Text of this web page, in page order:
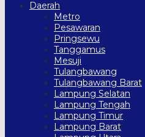
Daerah
Metro
Pesawaran
Pringsewu
Tanggamus
Mesuji
Tulangbawang
Tulangbawang Barat
Lampung Selatan
Lampung Tengah
Lampung Timur
Lampung Barat